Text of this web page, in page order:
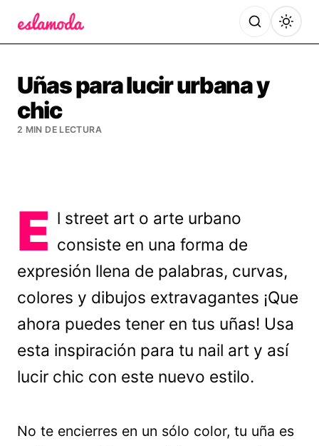
Uñas para lucir urbana y
chic
2 MIN DE LECTURA
E l street art o arte urbano
consiste en una forma de
expresión llena de palabras, curvas,
colores y dibujos extravagantes ¡Que
ahora puedes tener en tus uñas! Usa
esta inspiración para tu nail art y así
lucir chic con este nuevo estilo.
No te encierres en un sólo color, tu uña es